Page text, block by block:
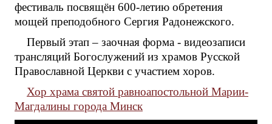
фестиваль посвящён 600-летию обретения
мощей преподобного Сергия Радонежского.
Первый этап – заочная форма - видеозаписи
трансляций Богослужений из храмов Русской
Православной Церкви с участием хоров.
Хор храма святой равноапостольной Марии-
Магдалины города Минск